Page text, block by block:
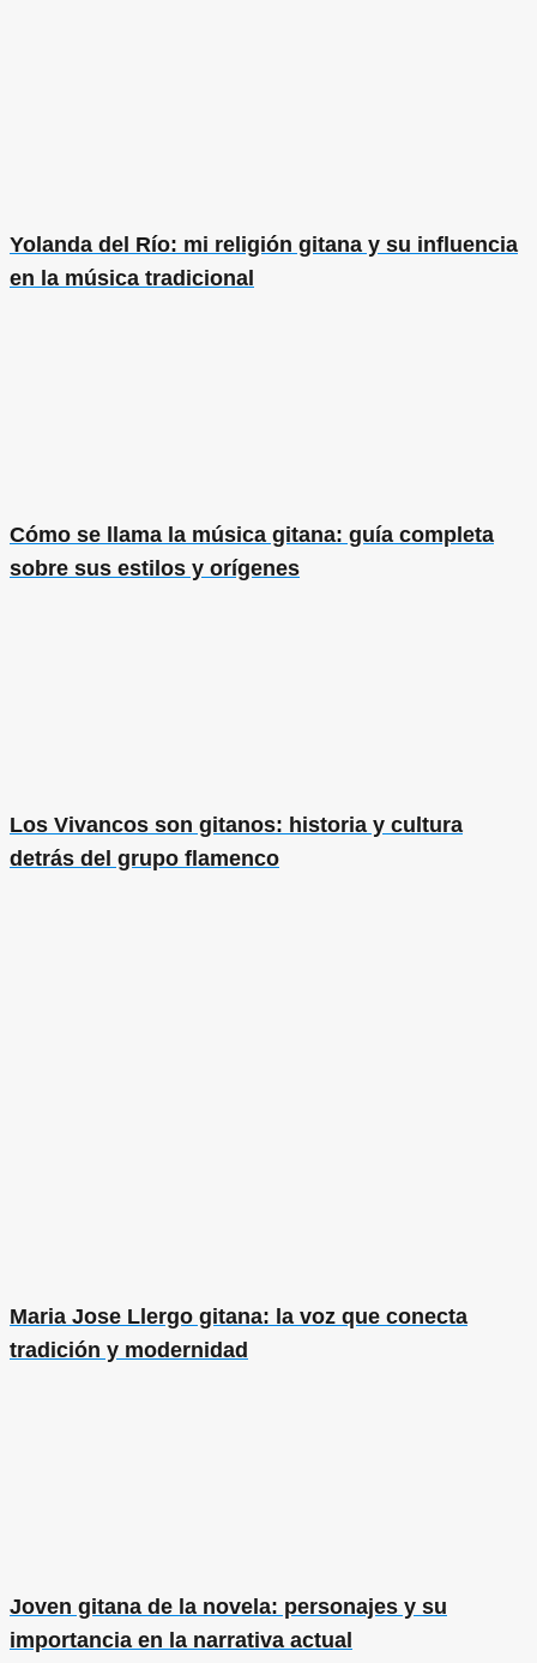
Yolanda del Río: mi religión gitana y su influencia
en la música tradicional
Cómo se llama la música gitana: guía completa
sobre sus estilos y orígenes
Los Vivancos son gitanos: historia y cultura
detrás del grupo flamenco
Maria Jose Llergo gitana: la voz que conecta
tradición y modernidad
Joven gitana de la novela: personajes y su
importancia en la narrativa actual